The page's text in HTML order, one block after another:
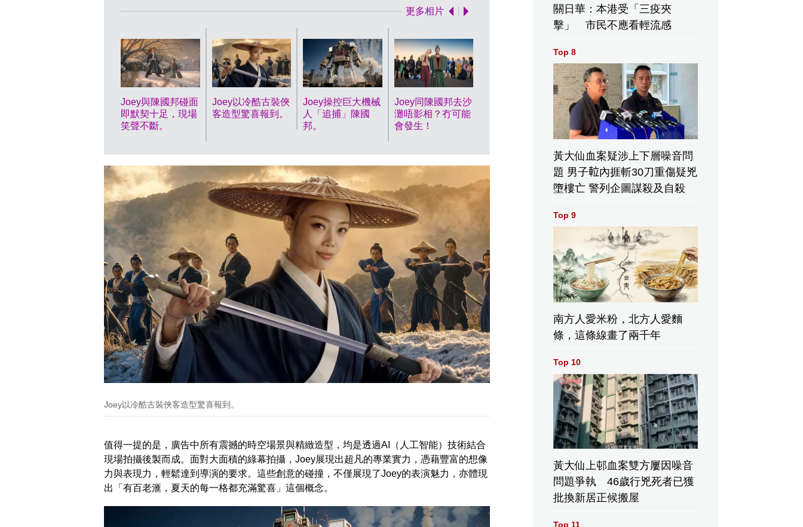
更多相片
Joey與陳國邦碰面
即默契十足，現場
笑聲不斷。
Joey以冷酷古裝俠
客造型驚喜報到。
Joey操控巨大機械
人「追捕」陳國
邦。
Joey同陳國邦去沙
灘唔影相？冇可能
會發生！
即使槍林彈雨，仍
捕」陳國邦，Joey
背後到底有甚麼秘
Joey以冷酷古裝俠客造型驚喜報到。
值得一提的是，廣告中所有震撼的時空場景與精緻造型，均是透過AI（人工智能）技術結合
現場拍攝後製而成。面對大面積的綠幕拍攝，Joey展現出超凡的專業實力，憑藉豐富的想像
力與表現力，輕鬆達到導演的要求。這些創意的碰撞，不僅展現了Joey的表演魅力，亦體現
出「有百老滙，夏天的每一格都充滿驚喜」這個概念。
關日華：本港受「三疫夾
擊」 市民不應看輕流感
Top 8
黃大仙血案疑涉上下層噪音問
題 男子𨋢內捱斬30刀重傷疑兇
墮樓亡 警列企圖謀殺及自殺
Top 9
南方人愛米粉，北方人愛麵
條，這條線畫了兩千年
Top 10
黃大仙上邨血案雙方屢因噪音
問題爭執 46歲行兇死者已獲
批換新居正候搬屋
Top 11